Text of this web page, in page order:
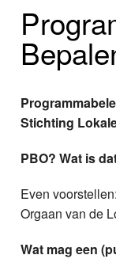
Login
Home
Nieuws
Foto's
Video
Webcam
Stichting
PBO? Wat is
Even
Orgaan van de
Wat mag een